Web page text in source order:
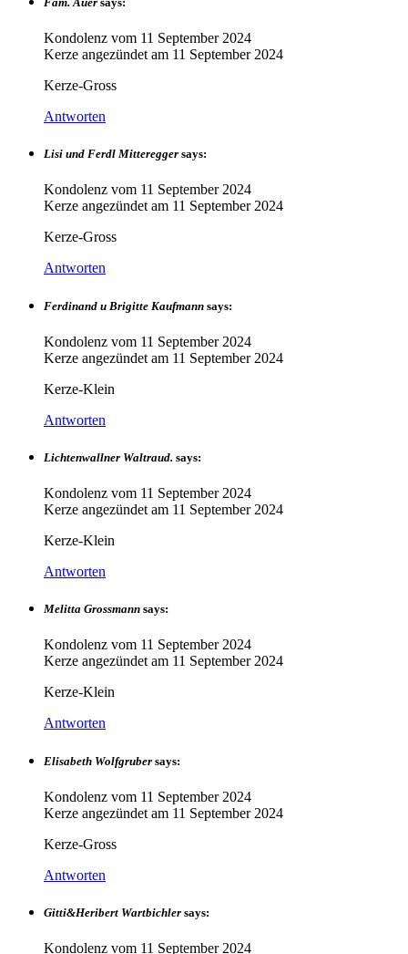
Kondolenz vom 11 September 2024
Kerze angezündet am 11 September 2024
Kerze-Gross
Antworten
Lisi und Ferdl Mitteregger says:
Kondolenz vom 11 September 2024
Kerze angezündet am 11 September 2024
Kerze-Gross
Antworten
Ferdinand u Brigitte Kaufmann says:
Kondolenz vom 11 September 2024
Kerze angezündet am 11 September 2024
Kerze-Klein
Antworten
Lichtenwallner Waltraud. says:
Kondolenz vom 11 September 2024
Kerze angezündet am 11 September 2024
Kerze-Klein
Antworten
Melitta Grossmann says:
Kondolenz vom 11 September 2024
Kerze angezündet am 11 September 2024
Kerze-Klein
Antworten
Elisabeth Wolfgruber says:
Kondolenz vom 11 September 2024
Kerze angezündet am 11 September 2024
Kerze-Gross
Antworten
Gitti&Heribert Wartbichler says:
Kondolenz vom 11 September 2024